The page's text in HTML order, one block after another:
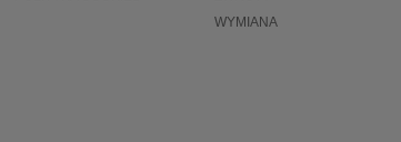
WYMIANA